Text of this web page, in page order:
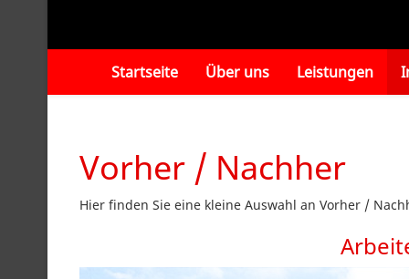
Startseite Über uns Leistungen
Vorher / Nachher
Hier finden Sie eine kleine Auswahl an Vorher /